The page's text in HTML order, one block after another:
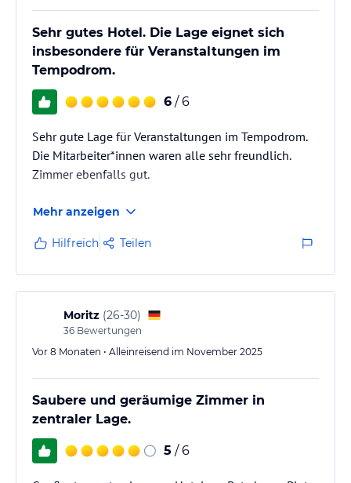
Sehr gutes Hotel. Die Lage eignet sich
insbesondere für Veranstaltungen im
Tempodrom.
6 / 6
Sehr gute Lage für Veranstaltungen im Tempodrom.
Die Mitarbeiter*innen waren alle sehr freundlich.
Zimmer ebenfalls gut.
Mehr anzeigen
Hilfreich Teilen
Moritz (26-30)
36 Bewertungen
Vor 8 Monaten • Alleinreisend im November 2025
Saubere und geräumige Zimmer in
zentraler Lage.
5 / 6